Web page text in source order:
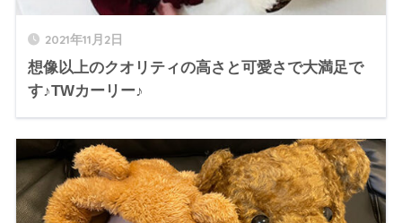
2021年11月2日
想像以上のクオリティの高さと可愛さで大満足で
す♪TWカーリー♪